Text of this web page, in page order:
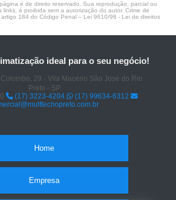
é de direito reservado. Sua reprodução, parcial ou
links, é proibida sem a autorização do autor. Crime de
184 do Código Penal – Lei 9610/98 - Lei de direitos
ideal para o seu negócio!
29 - Vila Maceno São José do Rio
Preto - SP
(17) 3223-4204
(17) 99634-6312
Home
Empresa